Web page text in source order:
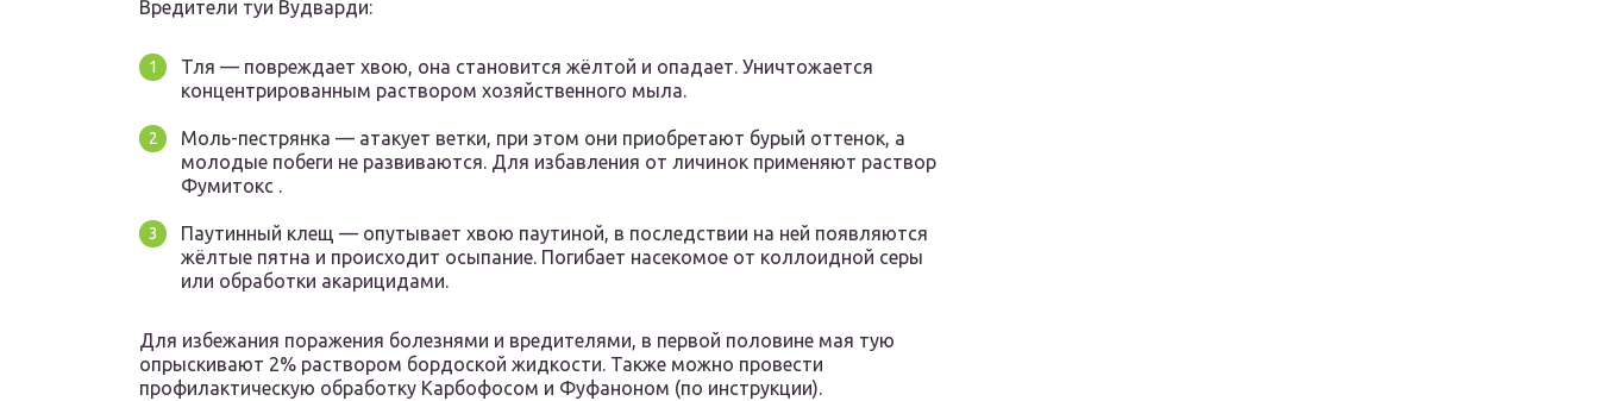
Вредители туи Вудварди:
Тля — повреждает хвою, она становится жёлтой и опадает. Уничтожается
концентрированным раствором хозяйственного мыла.
Моль-пестрянка — атакует ветки, при этом они приобретают бурый оттенок, а
молодые побеги не развиваются. Для избавления от личинок применяют раствор
Фумитокс .
Паутинный клещ — опутывает хвою паутиной, в последствии на ней появляются
жёлтые пятна и происходит осыпание. Погибает насекомое от коллоидной серы
или обработки акарицидами.
Для избежания поражения болезнями и вредителями, в первой половине мая тую
опрыскивают 2% раствором бордоской жидкости. Также можно провести
профилактическую обработку Карбофосом и Фуфаноном (по инструкции).